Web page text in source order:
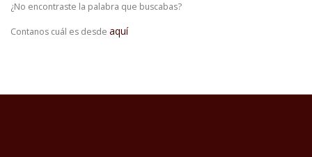
¿No encontraste la palabra que buscabas?
Contanos cuál es desde aquí